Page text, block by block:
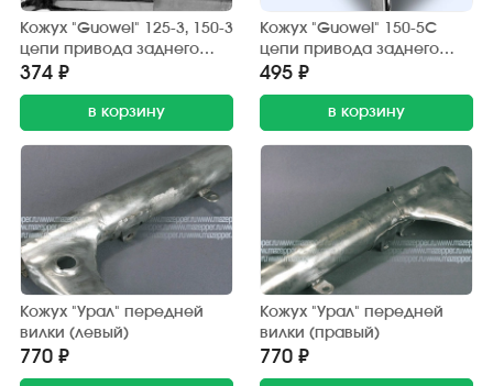
Кожух "Guowei" 125-3, 150-3
цепи привода заднего
колеса (защитный) хром.
374 ₽
в корзину
Кожух "Guowei" 150-5С
цепи привода заднего
колеса (защитный) хром.
495 ₽
в корзину
Кожух "Урал" передней
вилки (левый)
770 ₽
Кожух "Урал" передней
вилки (правый)
770 ₽